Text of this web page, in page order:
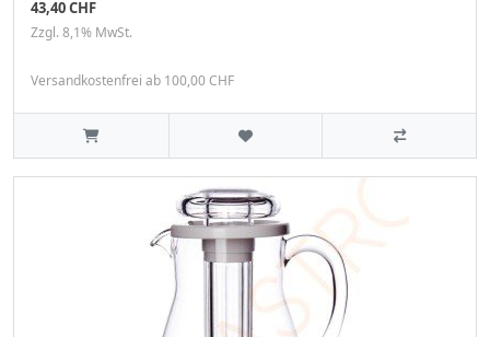
43,40 CHF
Zzgl. 8,1% MwSt.
Versandkostenfrei ab 100,00 CHF